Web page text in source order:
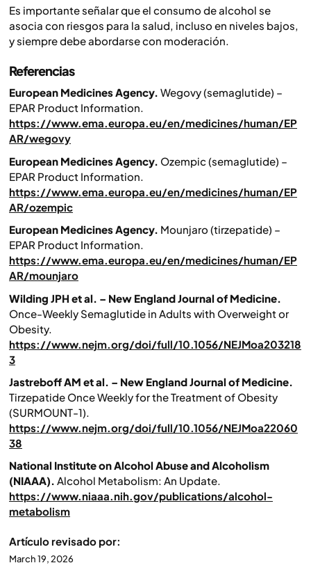
Es importante señalar que el consumo de alcohol se
asocia con riesgos para la salud, incluso en niveles bajos,
y siempre debe abordarse con moderación.
Referencias
European Medicines Agency. Wegovy (semaglutide) –
EPAR Product Information.
https://www.ema.europa.eu/en/medicines/human/EP
AR/wegovy
European Medicines Agency. Ozempic (semaglutide) –
EPAR Product Information.
https://www.ema.europa.eu/en/medicines/human/EP
AR/ozempic
European Medicines Agency. Mounjaro (tirzepatide) –
EPAR Product Information.
https://www.ema.europa.eu/en/medicines/human/EP
AR/mounjaro
Wilding JPH et al. – New England Journal of Medicine.
Once-Weekly Semaglutide in Adults with Overweight or
Obesity.
https://www.nejm.org/doi/full/10.1056/NEJMoa203218
3
Jastreboff AM et al. – New England Journal of Medicine.
Tirzepatide Once Weekly for the Treatment of Obesity
(SURMOUNT-1).
https://www.nejm.org/doi/full/10.1056/NEJMoa22060
38
National Institute on Alcohol Abuse and Alcoholism
(NIAAA). Alcohol Metabolism: An Update.
https://www.niaaa.nih.gov/publications/alcohol-
metabolism
Artículo revisado por:
March 19, 2026